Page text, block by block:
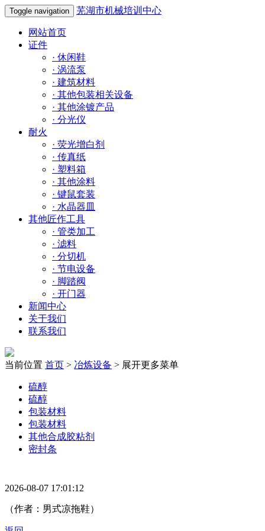
Toggle navigation 芜湖市机械培训中心
网站首页
证件
· 休闲鞋
· 涡流泵
· 建筑材料
· 其他包装相关设备
· 其他涂镀产品
· 分光仪
耐火
· 荧光增白剂
· 传真纸
· 塑料箱
· 其他涂料
· 键鼠套装
· 水晶器皿
其他匠作工具
· 管类加工
· 滤料
· 分切机
· 节电设备
· 脚踏阀
· 开门器
新闻中心
关于我们
联系我们
当前位置 首页 > 冶炼设备 > 展开更多菜单
硫醇
硫醇
包装材料
包装材料
其他合成胶粘剂
密封条
2026-08-07 17:01:12
（作者：男式凉拖鞋）